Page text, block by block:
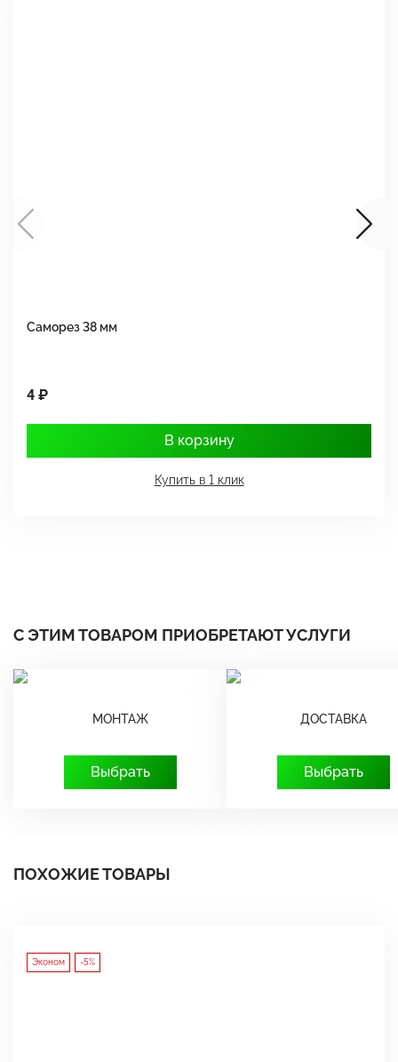
Саморез 38 мм
4 ₽
В корзину
Купить в 1 клик
С ЭТИМ ТОВАРОМ ПРИОБРЕТАЮТ УСЛУГИ
МОНТАЖ
Выбрать
ДОСТАВКА
Выбрать
ПОХОЖИЕ ТОВАРЫ
Эконом -5%